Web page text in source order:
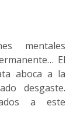
mentales
El
aboca a la
desgaste.
a este